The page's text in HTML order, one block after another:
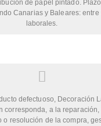
de papel pintado.
Canarias y Baleares: entre
laborales.
defectuoso, Decoración
corresponda, a la reparación,
o resolución de la compra,